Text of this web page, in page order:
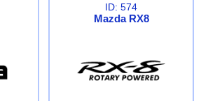
ID: 574
Mazda RX8